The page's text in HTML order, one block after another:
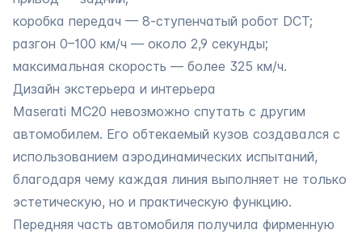
коробка передач — 8-ступенчатый робот DCT;
разгон 0–100 км/ч — около 2,9 секунды;
максимальная скорость — более 325 км/ч.
Дизайн экстерьера и интерьера
Maserati MC20 невозможно спутать с другим
автомобилем. Его обтекаемый кузов создавался с
использованием аэродинамических испытаний,
благодаря чему каждая линия выполняет не только
эстетическую, но и практическую функцию.
Передняя часть автомобиля получила фирменную